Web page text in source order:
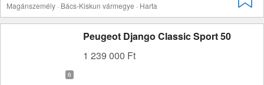
Magánszemély · Bács-Kiskun vármegye · Harta
Peugeot Django Classic Sport 50
1 239 000 Ft